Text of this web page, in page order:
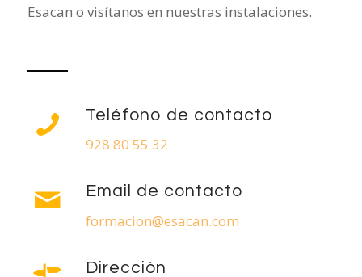
Esacan o visítanos en nuestras instalaciones.
Teléfono de contacto
928 80 55 32
Email de contacto
formacion@esacan.com
Dirección